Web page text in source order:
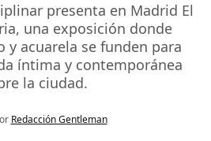
presenta en Madrid El
una exposición donde
y acuarela se funden para
íntima y contemporánea
la ciudad.
Redacción Gentleman